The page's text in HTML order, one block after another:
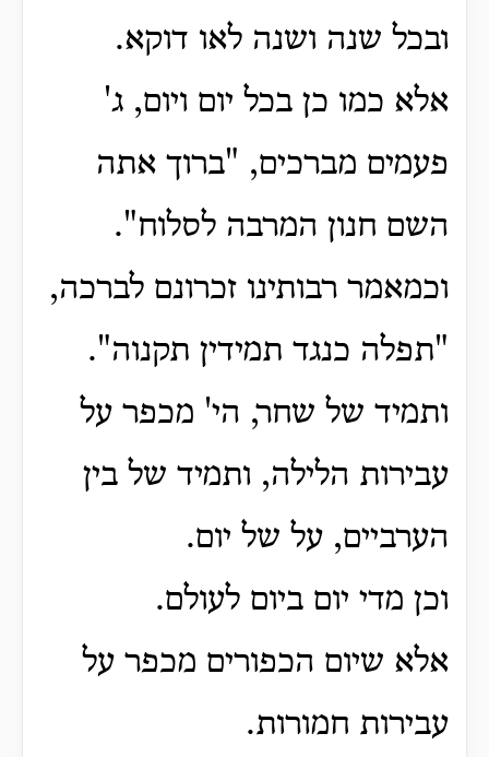
ובכל שנה ושנה לאו דוקא.
אלא כמו כן בכל יום ויום, ג'
פעמים מברכים, "ברוך אתה
השם חנון המרבה לסלוח".
וכמאמר רבותינו זכרונם לברכה,
"תפלה כנגד תמידין תקנוה".
ותמיד של שחר, הי' מכפר על
עבירות הלילה, ותמיד של בין
הערביים, על של יום.
וכן מדי יום ביום לעולם.
אלא שיום הכפורים מכפר על
עבירות חמורות.